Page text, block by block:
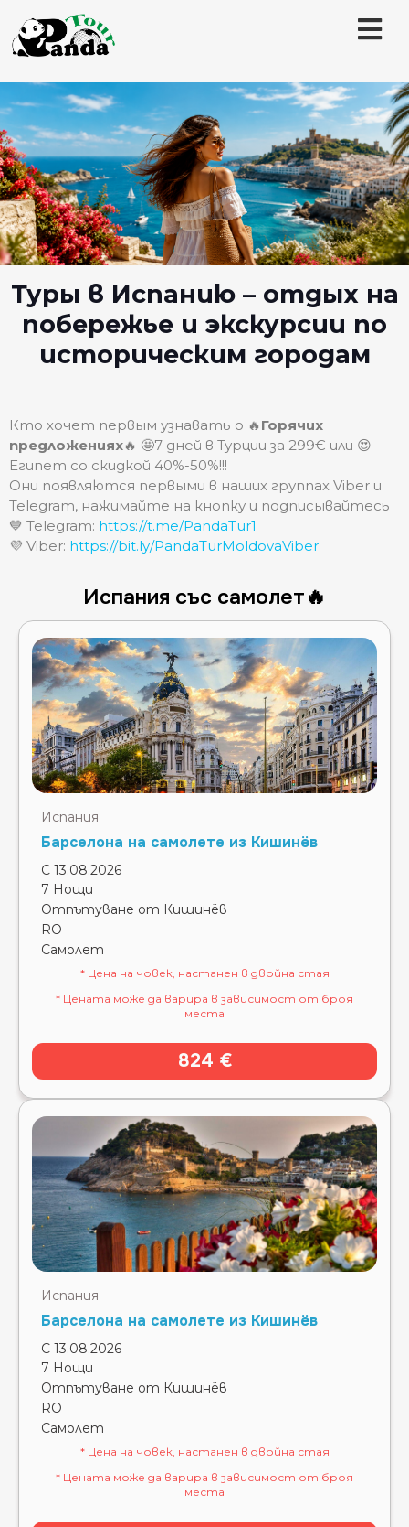
Туры в Испанию – отдых на
побережье и экскурсии по
историческим городам
Кто хочет первым узнавать о 🔥 Горячих
предложениях🔥 🤩7 дней в Турции за 299€ или 😍
Египет со скидкой 40%-50%!!!
Они появляются первыми в наших группах Viber и
Telegram, нажимайте на кнопку и подписывайтесь
💙 Telegram: https://t.me/PandaTur1
💜 Viber: https://bit.ly/PandaTurMoldovaViber
Испания със самолет🔥
Испания
Барселона на самолете из Кишинёв
С 13.08.2026
7 Нощи
Отпътуване от Кишинёв
RO
Самолет
* Цена на човек, настанен в двойна стая
* Цената може да варира в зависимост от броя
места
824 €
Испания
Барселона на самолете из Кишинёв
С 13.08.2026
7 Нощи
Отпътуване от Кишинёв
RO
Самолет
* Цена на човек, настанен в двойна стая
* Цената може да варира в зависимост от броя
места